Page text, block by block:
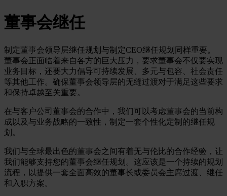
董事会继任
制定董事会领导层继任规划与制定CEO继任规划同样重要。
董事会正面临着来自各方的巨大压力，要求董事会不仅要实现
业务目标，还要大力倡导可持续发展、多元与包容、社会责任
等其他工作。确保董事会领导层的无缝过渡对于满足这些要求
和保持卓越至关重要。
在与客户公司董事会的合作中，我们可以考虑董事会的当前构
成以及与业务战略的一致性，制定一套个性化定制的继任规
划。
我们与全球最出色的董事会之间有着无与伦比的合作经验，让
我们能够支持您的董事会继任规划。这应该是一个持续的规划
流程，以提供一套全面高效的董事长或委员会主席过渡、继任
和入职方案。